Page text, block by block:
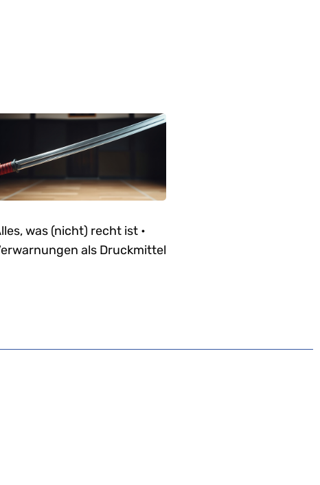
was (nicht) recht ist •
als Druckmittel